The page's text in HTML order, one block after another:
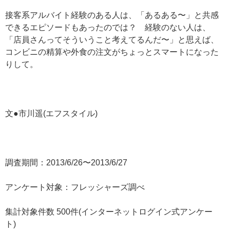
接客系アルバイト経験のある人は、「あるある〜」と共感
できるエピソードもあったのでは？ 経験のない人は、
「店員さんってそういうこと考えてるんだ〜」と思えば、
コンビニの精算や外食の注文がちょっとスマートになった
りして。
文●市川遥(エフスタイル)
調査期間：2013/6/26〜2013/6/27
アンケート対象：フレッシャーズ調べ
集計対象件数 500件(インターネットログイン式アンケー
ト)